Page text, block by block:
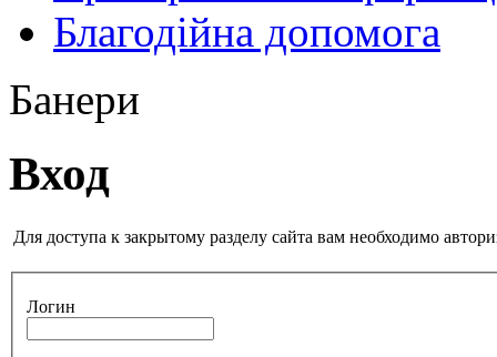
Благодійна допомога
Банери
Вход
Для доступа к закрытому разделу сайта вам необходимо
Логин